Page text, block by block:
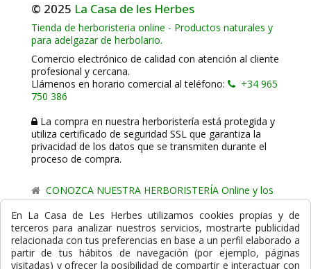
© 2025 La Casa de les Herbes
Tienda de herboristeria online - Productos naturales y
para adelgazar de herbolario.
Comercio electrónico de calidad con atención al cliente
profesional y cercana.
Llámenos en horario comercial al teléfono:
+34 965
750 386
La compra en nuestra herboristería está protegida y
utiliza certificado de seguridad SSL que garantiza la
privacidad de los datos que se transmiten durante el
proceso de compra.
CONOZCA NUESTRA HERBORISTERÍA Online y los
comercio de proximidad de La Casa de les Herbes.
Powered byGesdi.com E-Commerce - Tiendas online
profesionales y seguras
En La Casa de Les Herbes utilizamos cookies propias y de
terceros para analizar nuestros servicios, mostrarte publicidad
relacionada con tus preferencias en base a un perfil elaborado a
partir de tus hábitos de navegación (por ejemplo, páginas
visitadas) y ofrecer la posibilidad de compartir e interactuar con